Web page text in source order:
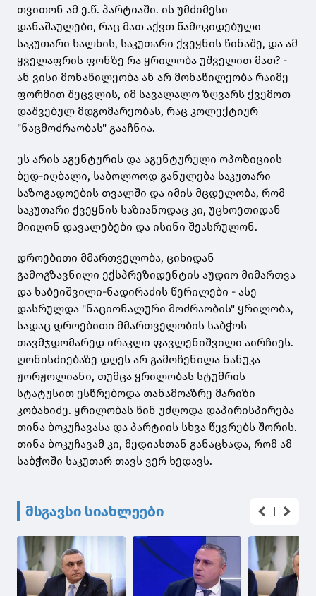
თვითონ ამ ე.წ. პარტიაში. ის უმძიმესი
დანაშაულები, რაც მათ აქვთ წამოკიდებული
საკუთარი ხალხის, საკუთარი ქვეყნის წინაშე, და ამ
ყველაფრის ფონზე რა ყრილობა უშველით მათ? -
ან ვისი მონაწილეობა ან არ მონაწილეობა რაიმე
ფორმით შეცვლის, იმ სავალალო ზღვარს ქვემოთ
დაშვებულ მდგომარეობას, რაც კოლექტიურ
"ნაცმოძრაობას" გააჩნია.
ეს არის აგენტურის და აგენტურული ოპოზიციის
ბედ-იღბალი, საბოლოოდ განულება საკუთარი
საზოგადოების თვალში და იმის მცდელობა, რომ
საკუთარი ქვეყნის საზიანოდაც კი, უცხოეთიდან
მიიღონ დავალებები და ისინი შეასრულონ.
დროებითი მმართველობა, ციხიდან
გამოგზავნილი ექსპრეზიდენტის აუდიო მიმართვა
და ხაბეიშვილი-ნადირაძის წერილები - ასე
დასრულდა "ნაციონალური მოძრაობის" ყრილობა,
სადაც დროებითი მმართველობის საბჭოს
თავმჯდომარედ ირაკლი ფავლენიშვილი აირჩიეს.
ღონისძიებაზე დღეს არ გამოჩენილა ნანუკა
ჟორჟოლიანი, თუმცა ყრილობას სტუმრის
სტატუსით ესწრებოდა თანამოაზრე მარიზი
კობახიძე. ყრილობას წინ უძღოდა დაპირისპირება
თინა ბოკუჩავასა და პარტიის სხვა წევრებს შორის.
თინა ბოკუჩავამ კი, მედიასთან განაცხადა, რომ ამ
საბჭოში საკუთარ თავს ვერ ხედავს.
მსგავსი სიახლეები